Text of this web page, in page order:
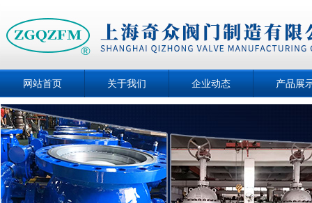
网站首页 关于我们 企业动态 产品展